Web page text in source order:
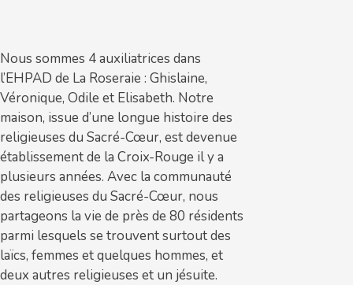
Nous sommes 4 auxiliatrices dans
l’EHPAD de La Roseraie : Ghislaine,
Véronique, Odile et Elisabeth. Notre
maison, issue d’une longue histoire des
religieuses du Sacré-Cœur, est devenue
établissement de la Croix-Rouge il y a
plusieurs années. Avec la communauté
des religieuses du Sacré-Cœur, nous
partageons la vie de près de 80 résidents
parmi lesquels se trouvent surtout des
laïcs, femmes et quelques hommes, et
deux autres religieuses et un jésuite.